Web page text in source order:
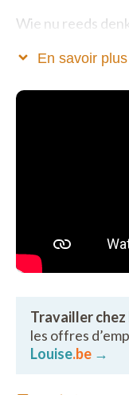
Wie nu reeds
te verhuizen.
Voor de 65-
Fitnesszaal 7/7
physical coach.
NU TIJDELIJK
En savoir plus
Travailler chez
les offres
Louise.be →